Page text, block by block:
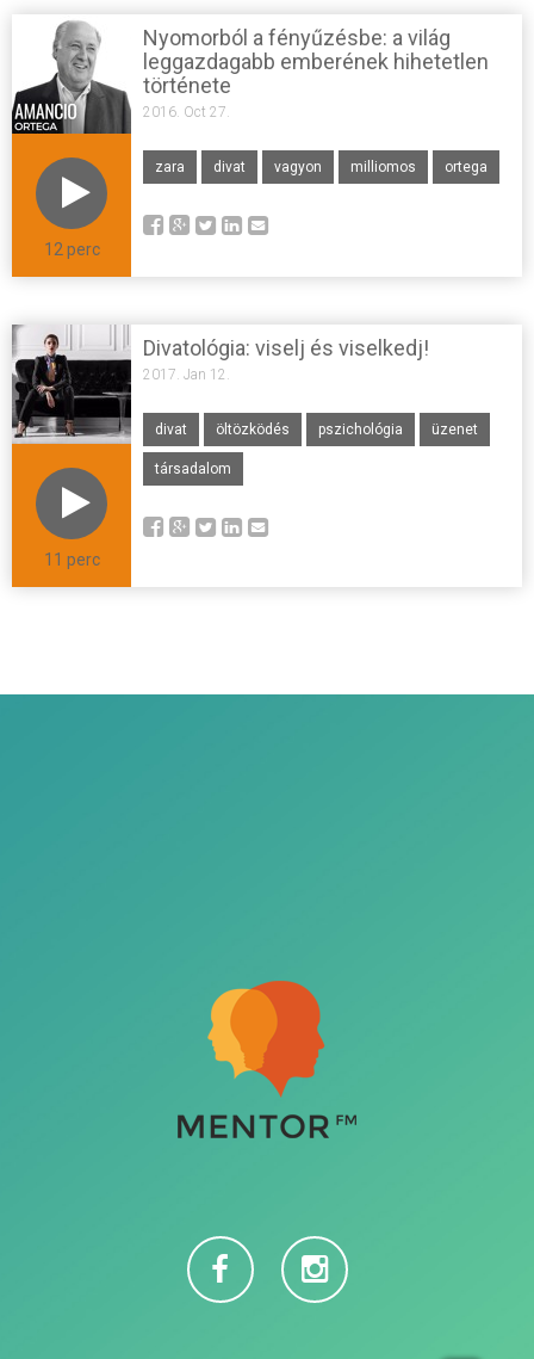
12 perc
Nyomorból a fényűzésbe: a világ
leggazdagabb emberének hihetetlen
története
2016. Oct 27.
zara divat vagyon milliomos ortega
11 perc
Divatológia: viselj és viselkedj!
2017. Jan 12.
divat öltözködés pszichológia üzenet
társadalom